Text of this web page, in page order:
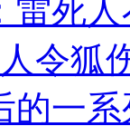
雷死
人令狐
的一